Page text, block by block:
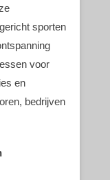
sporten
voor
en
bedrijven